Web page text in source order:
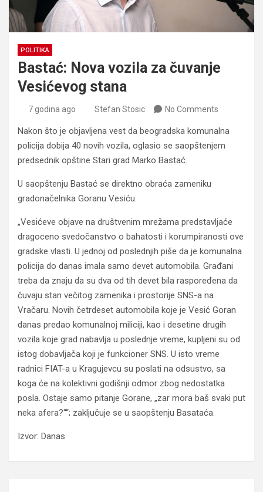
POLITIKA
Bastać: Nova vozila za čuvanje
Vesićevog stana
7 godina ago Stefan Stosic No Comments
Nakon što je objavljena vest da beogradska komunalna
policija dobija 40 novih vozila, oglasio se saopštenjem
predsednik opštine Stari grad Marko Bastać.
U saopštenju Bastać se direktno obraća zameniku
gradonačelnika Goranu Vesiću.
„Vesićeve objave na društvenim mrežama predstavljaće
dragoceno svedočanstvo o bahatosti i korumpiranosti ove
gradske vlasti. U jednoj od poslednjih piše da je komunalna
policija do danas imala samo devet automobila. Građani
treba da znaju da su dva od tih devet bila raspoređena da
čuvaju stan večitog zamenika i prostorije SNS-a na
Vračaru. Novih četrdeset automobila koje je Vesić Goran
danas predao komunalnoj miliciji, kao i desetine drugih
vozila koje grad nabavlja u poslednje vreme, kupljeni su od
istog dobavljača koji je funkcioner SNS. U isto vreme
radnici FIAT-a u Kragujevcu su poslati na odsustvo, sa
koga će na kolektivni godišnji odmor zbog nedostatka
posla. Ostaje samo pitanje Gorane, „zar mora baš svaki put
neka afera?““; zaključuje se u saopštenju Basataća.
Izvor: Danas